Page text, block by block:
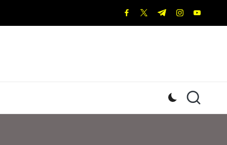
facebook.com
twitter.com
t.me